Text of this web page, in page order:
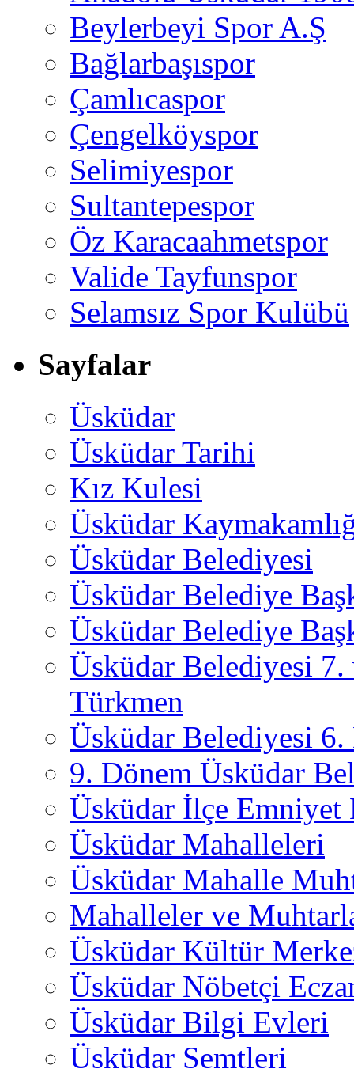
Beylerbeyi Spor A.Ş
Bağlarbaşıspor
Çamlıcaspor
Çengelköyspor
Selimiyespor
Sultantepespor
Öz Karacaahmetspor
Valide Tayfunspor
Selamsız Spor Kulübü
Sayfalar
Üsküdar
Üsküdar Tarihi
Kız Kulesi
Üsküdar
Üsküdar Belediyesi
Üsküdar Belediye
Üsküdar Belediye
Üsküdar Belediyesi
Türkmen
Üsküdar Belediyesi 6.
9. Dönem Üsküdar
Üsküdar İlçe
Üsküdar Mahalleleri
Üsküdar Mahalle
Mahalleler ve
Üsküdar Kültür
Üsküdar Nöbetçi
Üsküdar Bilgi Evleri
Üsküdar Semtleri